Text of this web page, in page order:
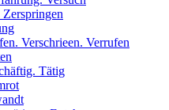
Zerspringen
Verschrieen. Verrufen
Tätig